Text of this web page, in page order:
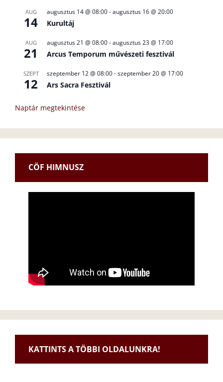
AUG
14
augusztus 14 @ 08:00-augusztus 16 @ 20:00
Kurultáj
AUG
21
augusztus 21 @ 08:00-augusztus 23 @ 17:00
Arcus Temporum művészeti fesztivál
SZEPT
12
szeptember 12 @ 08:00-szeptember 20 @ 17:00
Ars Sacra Fesztivál
Naptár megtekintése
CÖF HIMNUSZ
KATTINTS A TÖBBI OLDALUNKRA!